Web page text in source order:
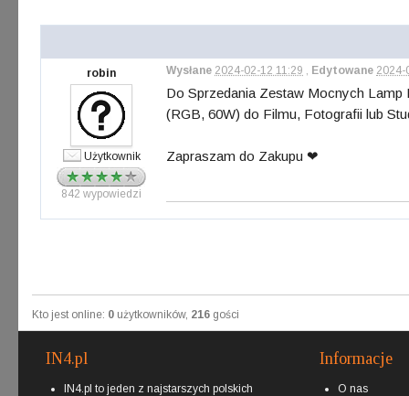
robin
Użytkownik
842 wypowiedzi
Wysłane 2024-02-12 11:29 , Edytowane 2024-
Do Sprzedania Zestaw Mocnych Lamp
(RGB, 60W) do Filmu, Fotografii lub
Zapraszam do Zakupu ❤
Kto jest online: 0 użytkowników, 216 gości
IN4.pl
IN4.pl to jeden z najstarszych polskich
Informacje
O nas